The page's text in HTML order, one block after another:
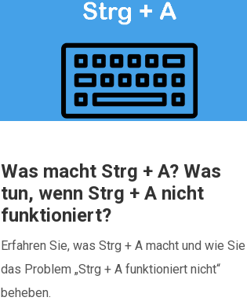
Was macht Strg + A? Was
tun, wenn Strg + A nicht
funktioniert?
Erfahren Sie, was Strg + A macht und wie Sie
das Problem „Strg + A funktioniert nicht“
beheben.